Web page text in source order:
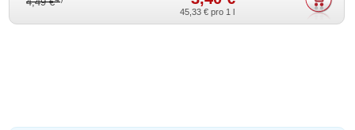
45,33 € pro 1 l